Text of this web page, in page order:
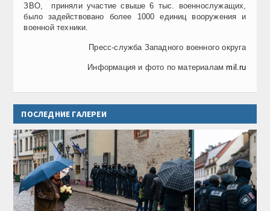
ЗВО, приняли участие свыше 6 тыс. военнослужащих,
было задействовано более 1000 единиц вооружения и
военной техники.
Пресс-служба Западного военного округа
Информация и фото по материаламmil.ru
ПОСЛЕДНИЕ ГАЛЕРЕИ